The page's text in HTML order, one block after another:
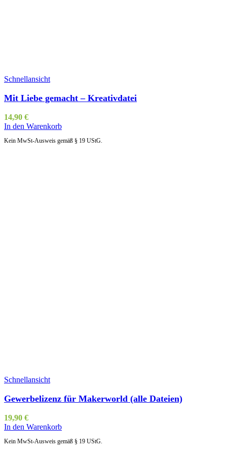
Schnellansicht
Mit Liebe gemacht – Kreativdatei
14,90 €
In den Warenkorb
Kein MwSt-Ausweis gemäß § 19 UStG.
Schnellansicht
Gewerbelizenz für Makerworld (alle Dateien)
19,90 €
In den Warenkorb
Kein MwSt-Ausweis gemäß § 19 UStG.